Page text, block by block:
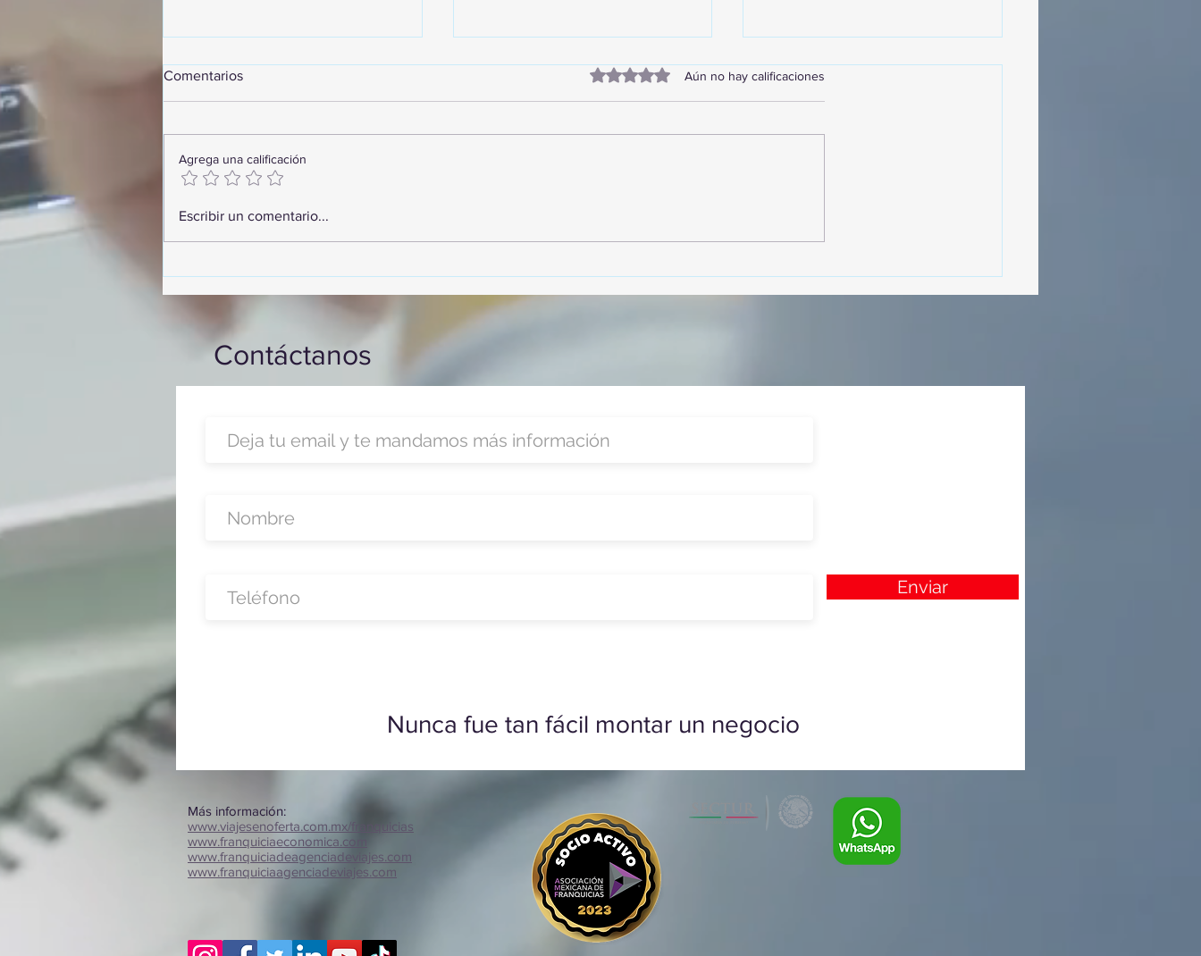
GoMapTravelByFraveo
capacitación realizado en el
Zoom
organizada por Nefertari
Comentarios Obtuvo 0 de 5 estrellas.
Aún no hay calificaciones
Agrega una calificación
Escribir un comentario...
Contáctanos
Enviar
Nunca fue tan fácil montar un negocio
Más información:
www.viajesenoferta.com.mx/franquicias
www.franquiciaeconomica.com
www.franquiciadeagenciadeviajes.com
www.franquiciaagenciadeviajes.com